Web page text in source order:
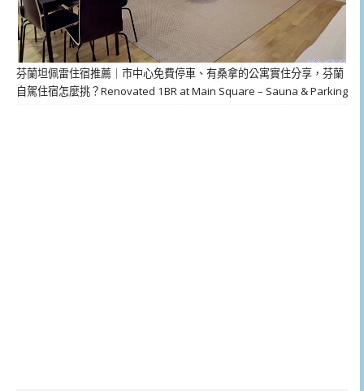
芬蘭坦佩雷住宿推薦｜市中心免費停車、有桑拿的公寓實住分享，芬蘭
自駕住宿怎麼挑？Renovated 1BR at Main Square – Sauna & Parking